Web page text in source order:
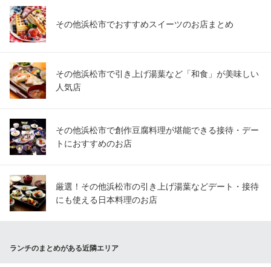
お好み焼き レストラン TEMAJI テマージ
鉄板焼きレストラン
ＪＲ東海道本線高塚駅 徒歩43分
静岡県浜松市中央区志都呂2-1-27
その他浜松市でおすすめスイーツのお店まとめ
その他浜松市で引き上げ湯葉など「和食」が美味しい
人気店
その他浜松市で創作豆腐料理が堪能できる接待・デー
トにおすすめのお店
厳選！その他浜松市の引き上げ湯葉などデート・接待
にも使える日本料理のお店
ランチのまとめがある近隣エリア